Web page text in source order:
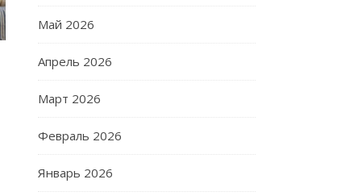
Май 2026
Апрель 2026
Март 2026
Февраль 2026
Январь 2026